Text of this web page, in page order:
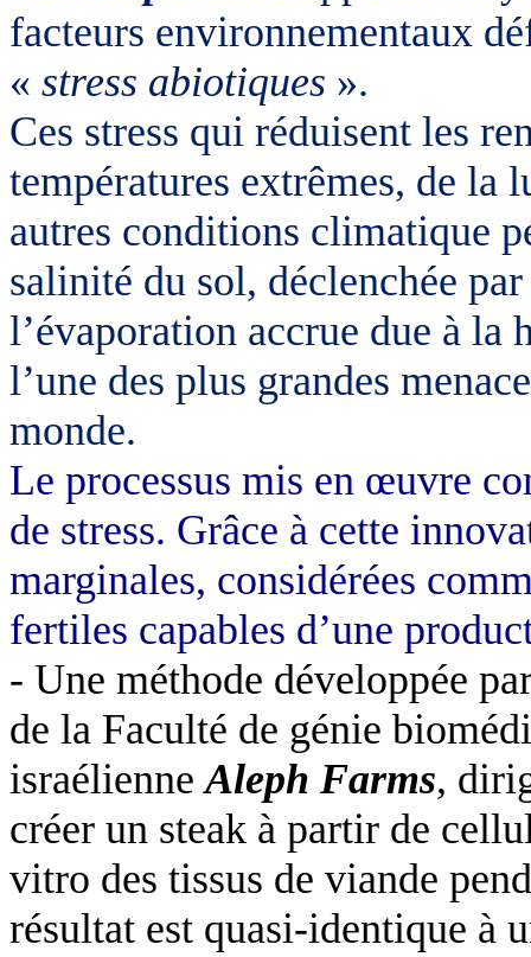
facteurs environnementaux
« stress abiotiques ».
Ces stress qui réduisent les
températures extrêmes, de la
autres conditions climatique
salinité du sol, déclenchée
l’évaporation accrue due à la
l’une des plus grandes
monde.
Le processus mis en œuvre
de stress. Grâce à cette
marginales, considérées
fertiles capables d’une
- Une méthode développée
de la Faculté de génie
israélienneAleph Farms,
créer un steak à partir de
vitro des tissus de viande
résultat est quasi-identique à